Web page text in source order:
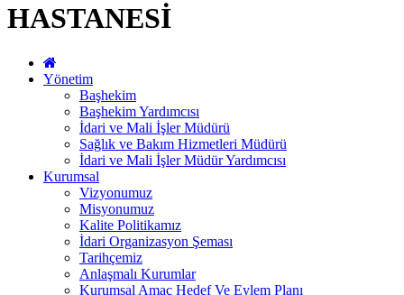
HASTANESİ
Yönetim
Başhekim
Başhekim Yardımcısı
İdari ve Mali İşler Müdürü
Sağlık ve Bakım Hizmetleri Müdürü
İdari ve Mali İşler Müdür Yardımcısı
Kurumsal
Vizyonumuz
Misyonumuz
Kalite Politikamız
İdari Organizasyon Şeması
Tarihçemiz
Anlaşmalı Kurumlar
Kurumsal Amaç Hedef Ve Eylem Planı